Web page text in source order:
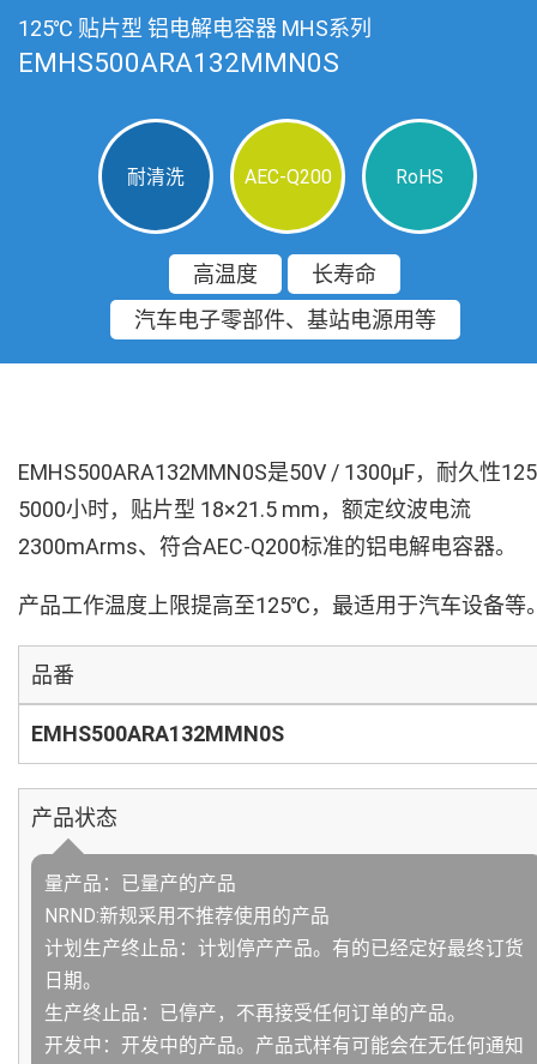
125℃ 贴片型 铝电解电容器 MHS系列
EMHS500ARA132MMN0S
耐清洗 AEC-Q200 RoHS
高温度
长寿命
汽车电子零部件、基站电源用等
EMHS500ARA132MMN0S是50V / 1300µF，耐久性
5000小时，贴片型 18×21.5 mm，额定纹波电流
2300mArms、符合AEC-Q200标准的铝电解电容器。
产品工作温度上限提高至125℃，最适用于汽车设备等
品番
EMHS500ARA132MMN0S
产品状态
量产品：已量产的产品
NRND:新规采用不推荐使用的产品
计划生产终止品：计划停产产品。有的已经定好最终订货
日期。
生产终止品：已停产，不再接受任何订单的产品。
开发中：开发中的产品。产品式样有可能会在无任何通知